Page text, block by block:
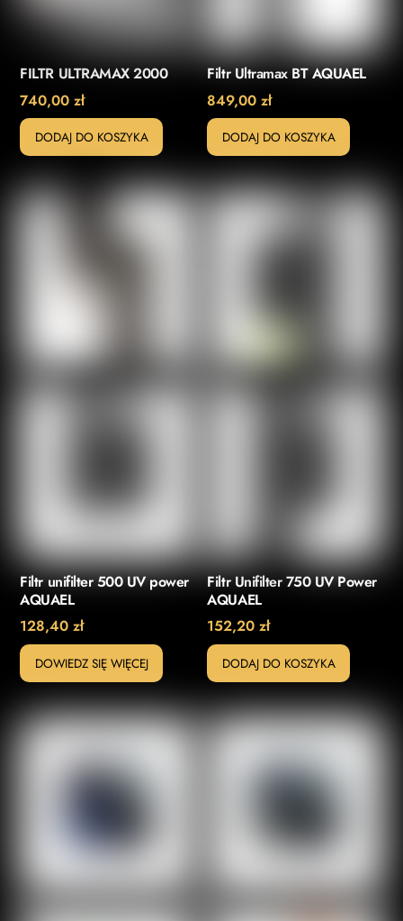
FILTR ULTRAMAX 2000
740,00zł
DODAJ DO KOSZYKA
Filtr Ultramax BT AQUAEL
849,00zł
DODAJ DO KOSZYKA
Filtr unifilter 500 UV power
AQUAEL
128,40zł
DOWIEDZ SIĘ WIĘCEJ
Filtr Unifilter 750 UV Power
AQUAEL
152,20zł
DODAJ DO KOSZYKA